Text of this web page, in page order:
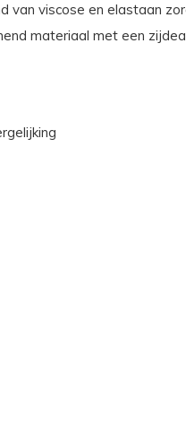
van viscose en elastaan
materiaal met een